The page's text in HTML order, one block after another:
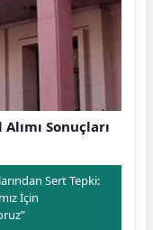
Sonuçları
Sert Tepki:
İçin